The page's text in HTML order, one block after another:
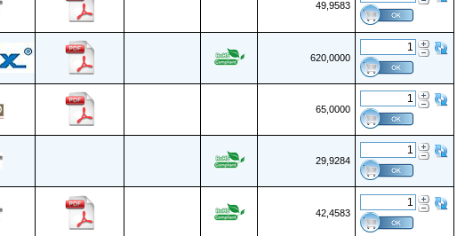
49,9583
620,0000
65,0000
29,9284
42,4583